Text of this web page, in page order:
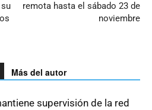
remota hasta el sábado 23 de
noviembre
Más del autor
supervisión de la red